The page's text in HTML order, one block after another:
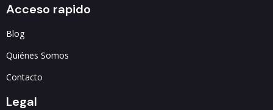
Acceso rapido
Blog
Quiénes Somos
Contacto
Legal